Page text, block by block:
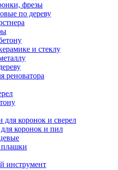
фрезы
по дереву
и стеклу
реноватора
для коронок и сверел
коронок и пил